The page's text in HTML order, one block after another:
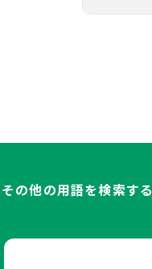
その他の用語を検索する